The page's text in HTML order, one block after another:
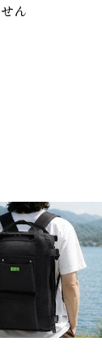
ん